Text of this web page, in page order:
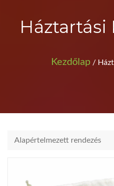
Háztartási
Kezdőlap /